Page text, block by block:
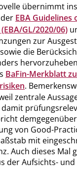
übernimmt
EBA
GL/2020/06)
zur
die
BaFin-Merkblatt
.
zentrale
von Good-
mit
Auch dieses Mal
der Aufsichts-